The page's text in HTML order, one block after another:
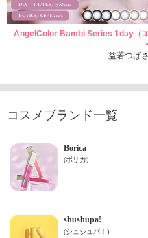
AngelColor Bambi Series 1day（
益若つば
コスメブランド一覧